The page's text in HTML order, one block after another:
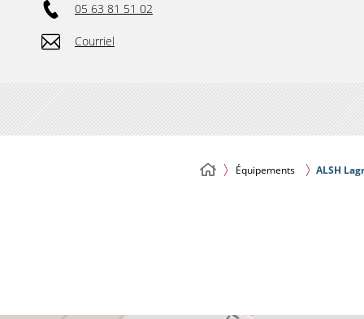
05 63 81 51 02
Courriel
Équipements ALSH